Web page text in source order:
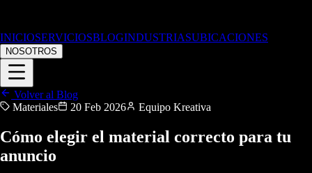
INICIOSERVICIOSBLOGINDUSTRIASUBICACIONES
NOSOTROS
Volver al Blog
Materiales
20 Feb 2026 Equipo Kreativa
Cómo elegir el material correcto para tu
anuncio